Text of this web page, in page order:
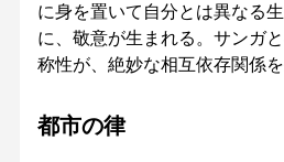
に身を置いて自分とは異なる
に、敬意が生まれる。サンガ
称性が、絶妙な相互依存関係
都市の律